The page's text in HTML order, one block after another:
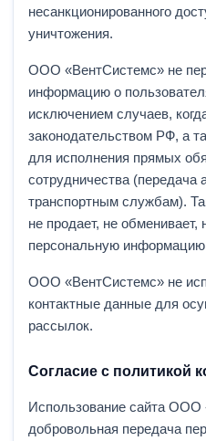
несанкционированного
уничтожения.
ООО «ВентСистемс» не
информацию о
исключением случаев,
законодательством РФ, а
для исполнения прямых
сотрудничества (передача
транспортным службам).
не продает, не обменивает,
персональную информацию
ООО «ВентСистемс» не
контактные данные для
рассылок.
Согласие с политикой
Использование сайта ООО
добровольная передача